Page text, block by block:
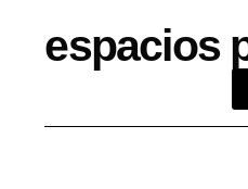
espacios